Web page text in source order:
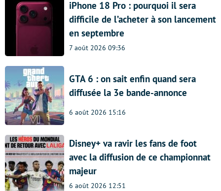
iPhone 18 Pro : pourquoi il sera
difficile de l’acheter à son lancement
en septembre
7 août 2026 09:36
GTA 6 : on sait enfin quand sera
diffusée la 3e bande-annonce
6 août 2026 15:16
Disney+ va ravir les fans de foot
avec la diffusion de ce championnat
majeur
6 août 2026 12:51